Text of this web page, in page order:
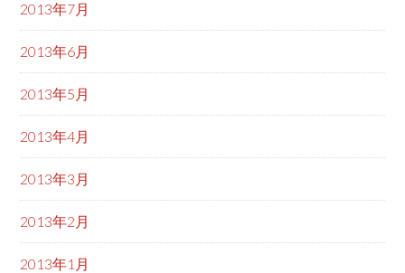
2013年7月
2013年6月
2013年5月
2013年4月
2013年3月
2013年2月
2013年1月